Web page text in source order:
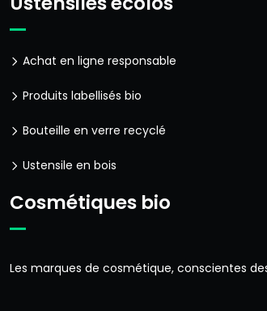
Achat en ligne responsable
Produits labellisés bio
Bouteille en verre recyclé
Ustensile en bois
Cosmétiques bio
Les marques de cosmétique, conscientes